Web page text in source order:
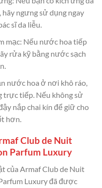
ngưng sử dụng ngay
sĩ da liễu.
mạc: Nếu nước hoa tiếp
rửa kỹ bằng nước sạch
nước hoa ở nơi khô ráo,
trực tiếp. Nếu không sử
nắp chai kín để giữ cho
hơn.
Club de Nuit
Parfum Luxury
của Armaf Club de Nuit
Luxury đã được